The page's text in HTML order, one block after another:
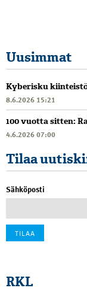
Uusimmat
Kyberisku
8.6.2026 15:21
100 vuotta sitten:
4.6.2026 07:00
Tilaa
Sähköposti
RKL